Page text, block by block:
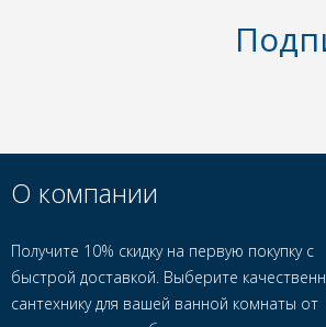
О компании
Получите 10% скидку на первую покупку с
быстрой доставкой. Выберите
сантехнику для вашей ванной комнаты от